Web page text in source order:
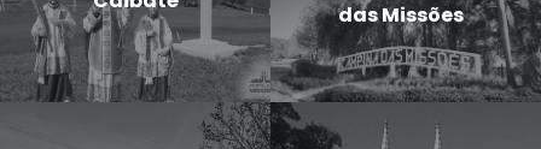
das Missões